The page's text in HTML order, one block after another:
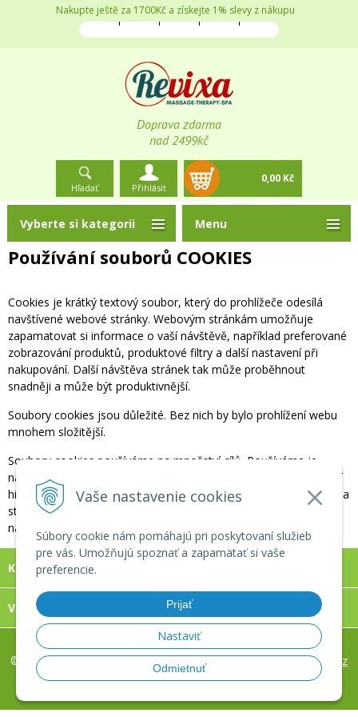
Vaše nastavenie cookies
Súbory cookie nám pomáhajú pri poskytovaní služieb
pre vás. Umožňujú spoznať a zapamätať si vaše
preferencie.
Prijať
Nastaviť
Odmietnuť
Doprava zdarma
nad 2499kč
Nakupte ještě za 1700Kč a získejte 1% slevy z nákupu
Hľadať Přihlásit
0,00 Kč
Používání souborů COOKIES
Cookies je krátký textový soubor, který do prohlížeče odesílá
navštívené webové stránky. Webovým stránkám umožňuje
zapamatovat si informace o vaší návštěvě, například preferované
zobrazování produktů, produktové filtry a další nastavení při
nakupování. Další návštěva stránek tak může proběhnout
snadněji a může být produktivnější.
Soubory cookies jsou důležité. Bez nich by bylo prohlížení webu
mnohem složitější.
Soubory cookies používáme na množství cílů. Používáme je
například na ukládání vašich předvoleb při nakupování, zobrazení
historie prohlížených produktů, na sledování počtu návštěvníků na
stránce, na automatické přihlášení do vašeho účtu při příští
návštěvě a na ochranu vašich dat.
Vyberte si kategorii Menu
KONTAKT
VŠECHNO O NÁKUPE
© 2026 REVIXA, s.r.o. www.eshop-masaze.cz •tvorba eshopu cez
UNIobchod,webhostingspoločnostiWEBYGROUP